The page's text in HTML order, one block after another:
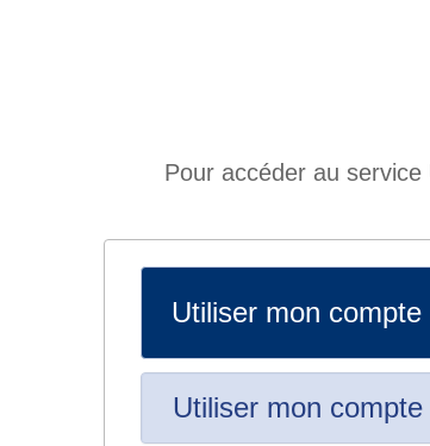
Pour accéder au service
Utiliser mon compte
Utiliser mon